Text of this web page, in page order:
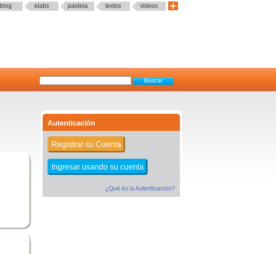
blog elabs paideia textos videos
Autenticación
Registrar su Cuenta
Ingresar usando su cuenta
¿Qué es la Autenticación?